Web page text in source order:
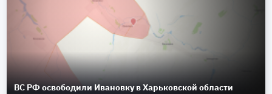
ВС РФ освободили Ивановку в Харьковской области